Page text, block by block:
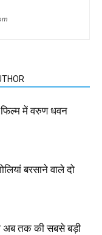
फिल्म में वरुण धवन
बरसाने वाले दो
अब तक की सबसे बड़ी